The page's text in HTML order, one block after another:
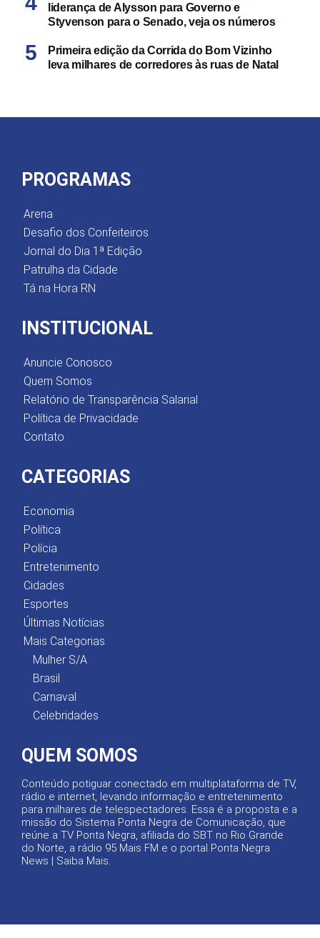
liderança de Alysson para Governo e
Styvenson para o Senado, veja os números
Primeira edição da Corrida do Bom Vizinho
leva milhares de corredores às ruas de Natal
PROGRAMAS
Arena
Desafio dos Confeiteiros
Jornal do Dia 1ª Edição
Patrulha da Cidade
Tá na Hora RN
INSTITUCIONAL
Anuncie Conosco
Quem Somos
Relatório de Transparência Salarial
Política de Privacidade
Contato
CATEGORIAS
Economia
Política
Polícia
Entretenimento
Cidades
Esportes
Últimas Notícias
Mais Categorias
Mulher S/A
Brasil
Carnaval
Celebridades
QUEM SOMOS
Conteúdo potiguar conectado em multiplataforma de TV,
rádio e internet, levando informação e entretenimento
para milhares de telespectadores. Essa é a proposta e a
missão do Sistema Ponta Negra de Comunicação, que
reúne a TV Ponta Negra, afiliada do SBT no Rio Grande
do Norte, a rádio 95 Mais FM e o portal Ponta Negra
News | Saiba Mais.